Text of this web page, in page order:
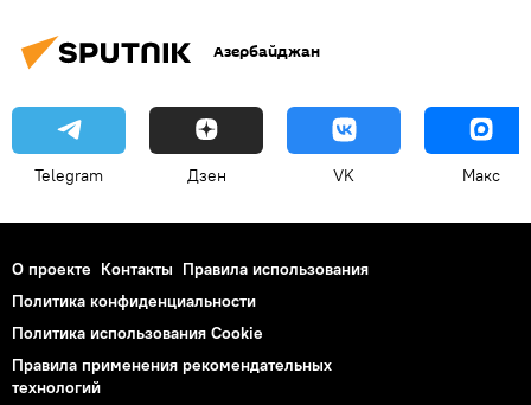
Азербайджан
Telegram Дзен VK Макс
О проекте Контакты Правила использования
Политика конфиденциальности
Политика использования Cookie
Правила применения рекомендательных
технологий